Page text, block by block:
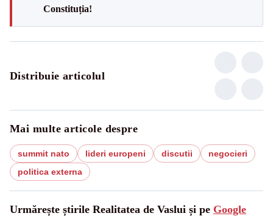
Constituția!
Distribuie articolul
Mai multe articole despre
summit nato lideri europeni discutii
negocieri
politica externa
Urmărește știrile Realitatea de Vaslui și pe Google